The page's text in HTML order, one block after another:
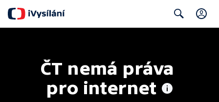
ČT nemá práva
pro internet